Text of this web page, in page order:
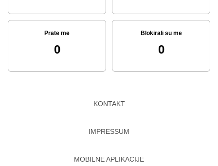
Prate me
0
Blokirali su me
0
KONTAKT
IMPRESSUM
MOBILNE APLIKACIJE